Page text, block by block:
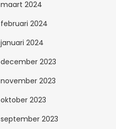
maart 2024
februari 2024
januari 2024
december 2023
november 2023
oktober 2023
september 2023